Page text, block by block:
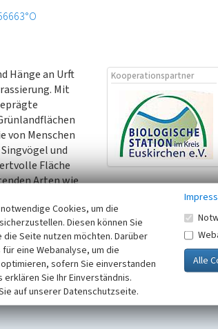
Kooperationspartner
Hänge an Urft
Mit
von Menschen
und
Fläche
Arten wie
media). Aus der Tranchotkarte geht eine
eindeutig hervor.
im Rahmen des LVR-Netzwerks
Cookies, um die
Diesen können Sie
Seite nutzen möchten. Darüber
eine Webanalyse, um die
sofern Sie einverstanden
Sie Ihr Einverständnis.
auf unserer Datenschutzseite.